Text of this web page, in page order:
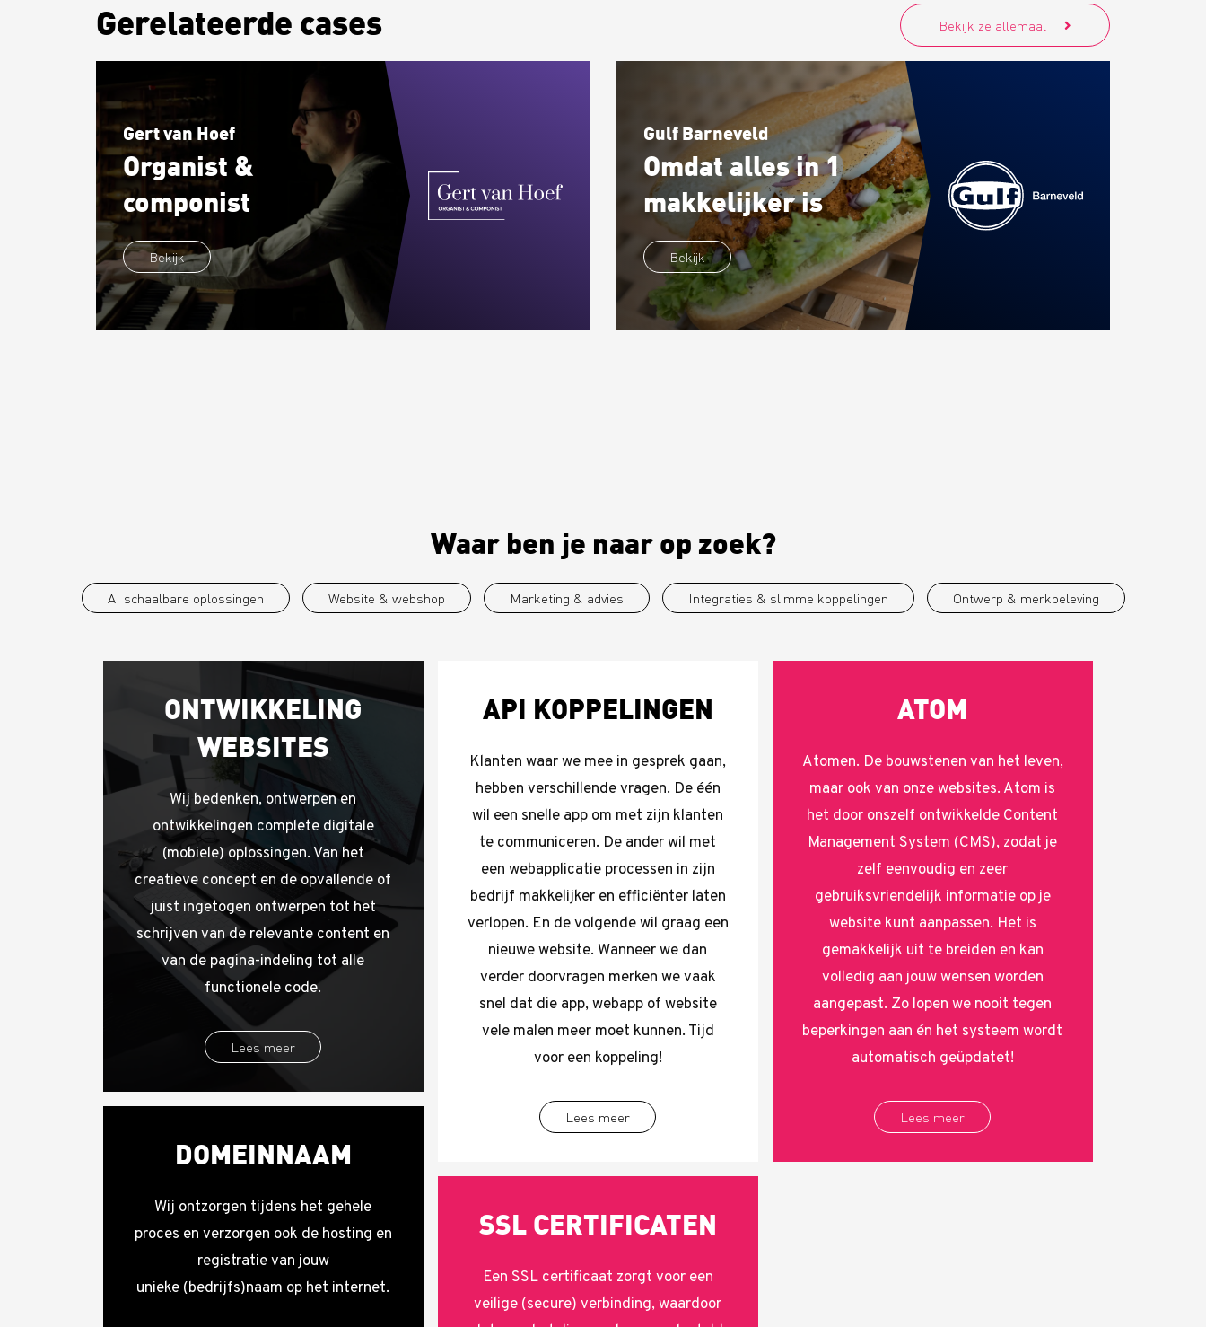
Gerelateerde cases Bekijk ze allemaal
Gert van Hoef
Organist &
componist
Bekijk
Gulf Barneveld
Omdat alles in 1
makkelijker is
Bekijk
Waar ben je naar op zoek?
AI schaalbare oplossingen Website & webshop Marketing & advies Integraties & slimme koppelingen Ontwerp & merkbeleving
ONTWIKKELING
WEBSITES
Wij bedenken, ontwerpen en
ontwikkelingen complete digitale
(mobiele) oplossingen. Van het
creatieve concept en de opvallende of
juist ingetogen ontwerpen tot het
schrijven van de relevante content en
van de pagina-indeling tot alle
functionele code.
Lees meer
API KOPPELINGEN
Klanten waar we mee in gesprek gaan,
hebben verschillende vragen. De één
wil een snelle app om met zijn klanten
te communiceren. De ander wil met
een webapplicatie processen in zijn
bedrijf makkelijker en efficiënter laten
verlopen. En de volgende wil graag een
nieuwe website. Wanneer we dan
verder doorvragen merken we vaak
snel dat die app, webapp of website
vele malen meer moet kunnen. Tijd
voor een koppeling!
Lees meer
ATOM
Atomen. De bouwstenen van het leven,
maar ook van onze websites. Atom is
het door onszelf ontwikkelde Content
Management System (CMS), zodat je
zelf eenvoudig en zeer
gebruiksvriendelijk informatie op je
website kunt aanpassen. Het is
gemakkelijk uit te breiden en kan
volledig aan jouw wensen worden
aangepast. Zo lopen we nooit tegen
beperkingen aan én het systeem wordt
automatisch geüpdatet!
Lees meer
DOMEINNAAM
Wij ontzorgen tijdens het gehele
proces en verzorgen ook de hosting en
registratie van jouw
unieke (bedrijfs)naam op het internet.
SSL CERTIFICATEN
Een SSL certificaat zorgt voor een
veilige (secure) verbinding, waardoor